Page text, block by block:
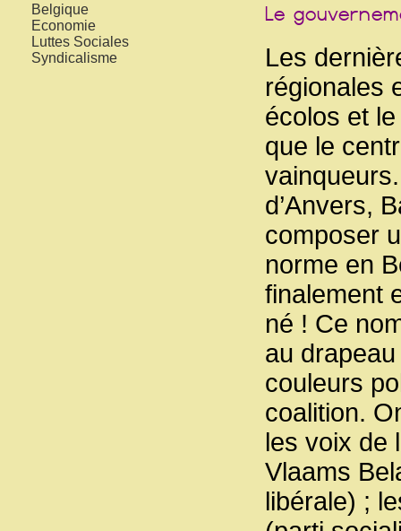
Les
régionales
écolos et
que le
d’Anvers,
composer
norme en
finalement
né ! Ce
au
couleurs
coalition.
les voix de
Vlaams
libérale) ;
Belgique
Economie
Luttes Sociales
Syndicalisme